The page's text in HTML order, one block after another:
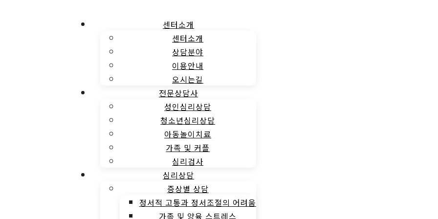
센터소개
센터소개
상담분야
이용안내
오시는길
전문상담사
성인심리상담
청소년심리상담
아동놀이치료
가족 및 커플
심리검사
심리상담
증상별 상담
정서적 고통과 정서조절의 어려움
가족 및 양육 스트레스